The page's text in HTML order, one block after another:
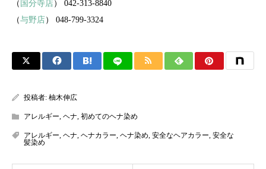
（ 国分寺店） 042-313-8840
（与野店） 048-799-3324
投稿者: 柚木伸広
アレルギー, ヘナ, 初めてのヘナ染め
アレルギー, ヘナ, ヘナカラー, ヘナ染め, 安全なヘアカラー, 安全な
髪染め